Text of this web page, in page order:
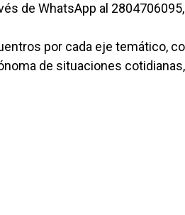
de WhatsApp al
por cada eje temático,
de situaciones